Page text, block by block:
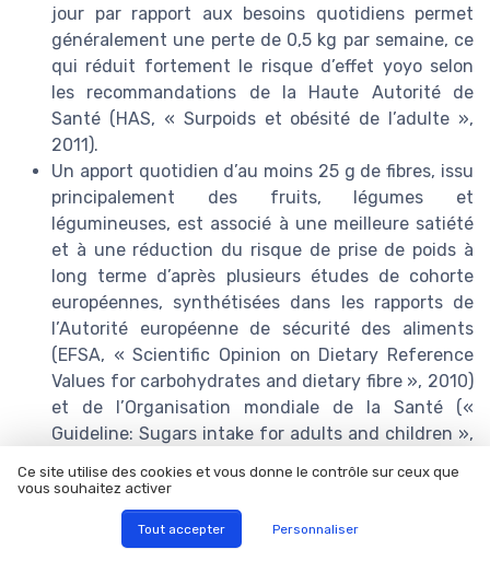
jour par rapport aux besoins quotidiens permet
généralement une perte de 0,5 kg par semaine, ce
qui réduit fortement le risque d’effet yoyo selon
les recommandations de la Haute Autorité de
Santé (HAS, « Surpoids et obésité de l’adulte »,
2011).
Un apport quotidien d’au moins 25 g de fibres, issu
principalement des fruits, légumes et
légumineuses, est associé à une meilleure satiété
et à une réduction du risque de prise de poids à
long terme d’après plusieurs études de cohorte
européennes, synthétisées dans les rapports de
l’Autorité européenne de sécurité des aliments
(EFSA, « Scientific Opinion on Dietary Reference
Values for carbohydrates and dietary fibre », 2010)
et de l’Organisation mondiale de la Santé («
Guideline: Sugars intake for adults and children »,
Les régimes de type méditerranéen, riches en huile
d’olive, poissons, légumineuses et fruits, sont liés à
une réduction significative du risque
Ce site utilise des cookies et vous donne le contrôle sur ceux que
vous souhaitez activer
Tout accepter Personnaliser